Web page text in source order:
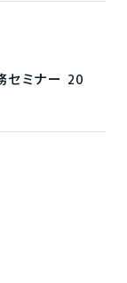
セミナー 20